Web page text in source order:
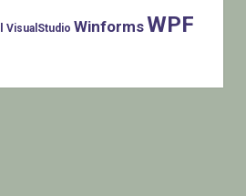
VisualStudio WinformsWPF